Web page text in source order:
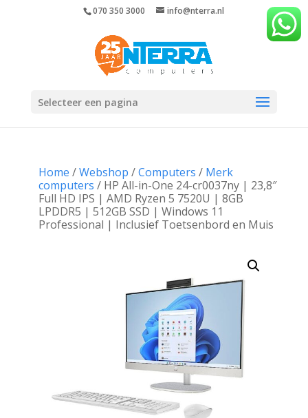
070 350 3000 info@nterra.nl
Selecteer een pagina
Home /Webshop /Computers / Merk
computers / HP All-in-One 24-cr0037ny | 23,8″
Full HD IPS | AMD Ryzen 5 7520U | 8GB
LPDDR5 | 512GB SSD | Windows 11
Professional | Inclusief Toetsenbord en Muis